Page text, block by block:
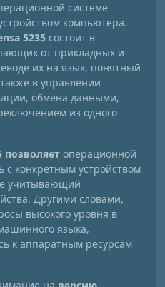
системе
компьютера.
5235 состоит в
от прикладных и
их на язык, понятный
в управлении
обмена данными,
из одного
позволяет операционной
с конкретным устройством
учитывающий
Другими словами,
высокого уровня в
языка,
к аппаратным ресурсам